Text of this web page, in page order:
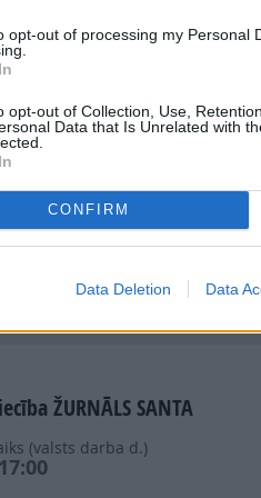
opt-out of processing my Personal
opt-out of Collection, Use,
Data that Is Unrelated with
CONFIRM
Data Deletion Data
Nepalaid garām
ŽURNĀLS SANTA
(valsts darba d.)